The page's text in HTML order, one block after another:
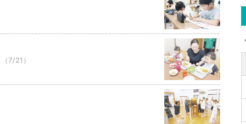
（7/21）